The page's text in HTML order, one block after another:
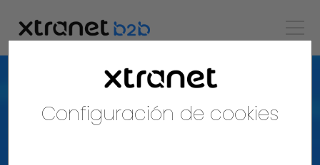
Configuración de cookies